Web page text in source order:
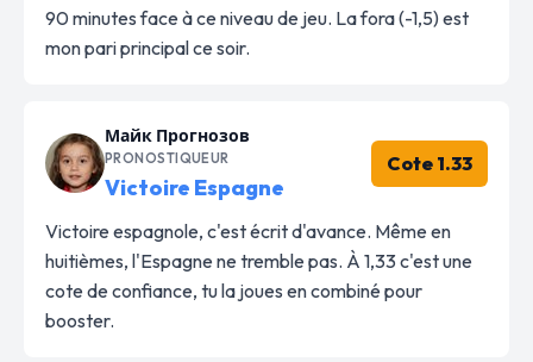
90 minutes face à ce niveau de jeu. La fora (-1,5) est
mon pari principal ce soir.
Майк Прогнозов
PRONOSTIQUEUR
Victoire Espagne
Cote 1.33
Victoire espagnole, c'est écrit d'avance. Même en
huitièmes, l'Espagne ne tremble pas. À 1,33 c'est une
cote de confiance, tu la joues en combiné pour
booster.